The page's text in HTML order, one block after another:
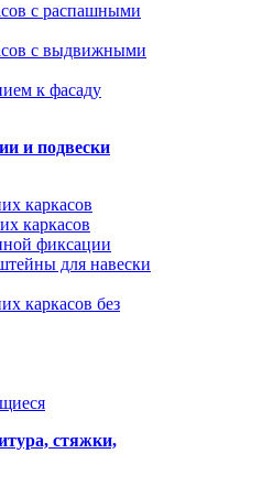
с распашными
с выдвижными
к фасаду
и подвески
каркасов
каркасов
фиксации
для навески
каркасов без
стяжки,